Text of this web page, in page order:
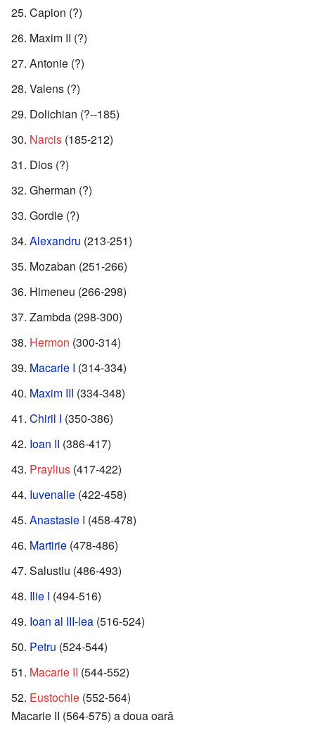
Capion (?)
Maxim II (?)
Antonie (?)
Valens (?)
Dolichian (?--185)
Narcis (185-212)
Dios (?)
Gherman (?)
Gordie (?)
Alexandru (213-251)
Mozaban (251-266)
Himeneu (266-298)
Zambda (298-300)
Hermon (300-314)
Macarie I (314-334)
Maxim III (334-348)
Chiril I (350-386)
Ioan II (386-417)
Praylius (417-422)
Iuvenalie (422-458)
Anastasie I (458-478)
Martirie (478-486)
Salustiu (486-493)
Ilie I (494-516)
Ioan al III-lea (516-524)
Petru (524-544)
Macarie II (544-552)
Eustochie (552-564)
Macarie II (564-575) a doua oară